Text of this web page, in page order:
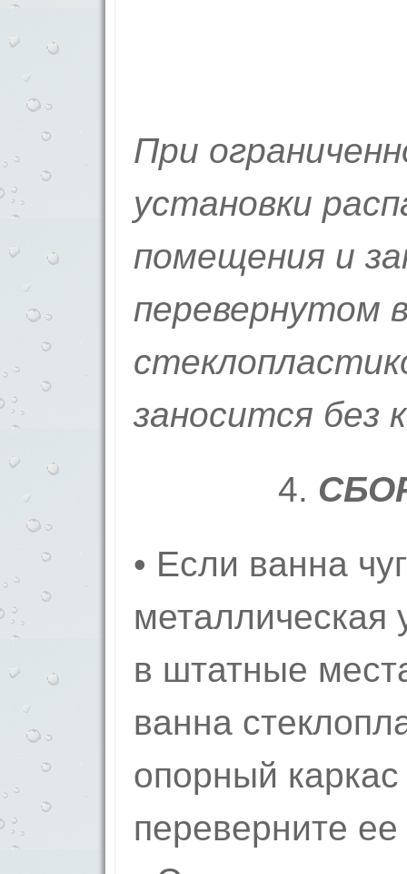
При
установки
помещения и
перевернутом
заносится без
4.
• Если ванна
металлическая
в штатные
ванна
опорный
переверните